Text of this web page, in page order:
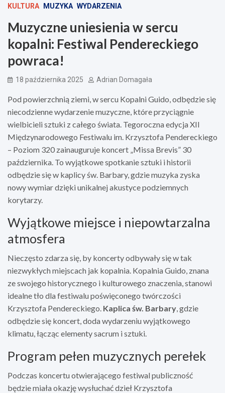
KULTURA MUZYKA WYDARZENIA
Muzyczne uniesienia w sercu
kopalni: Festiwal Pendereckiego
powraca!
18 października 2025 Adrian Domagała
Pod powierzchnią ziemi, w sercu Kopalni Guido, odbędzie się
niecodzienne wydarzenie muzyczne, które przyciągnie
wielbicieli sztuki z całego świata. Tegoroczna edycja XII
Międzynarodowego Festiwalu im. Krzysztofa Pendereckiego
– Poziom 320 zainauguruje koncert „Missa Brevis” 30
października. To wyjątkowe spotkanie sztuki i historii
odbędzie się w kaplicy św. Barbary, gdzie muzyka zyska
nowy wymiar dzięki unikalnej akustyce podziemnych
korytarzy.
Wyjątkowe miejsce i niepowtarzalna
atmosfera
Nieczęsto zdarza się, by koncerty odbywały się w tak
niezwykłych miejscach jak kopalnia. Kopalnia Guido, znana
ze swojego historycznego i kulturowego znaczenia, stanowi
idealne tło dla festiwalu poświęconego twórczości
Krzysztofa Pendereckiego. Kaplica św. Barbary, gdzie
odbędzie się koncert, doda wydarzeniu wyjątkowego
klimatu, łącząc elementy sacrum i sztuki.
Program pełen muzycznych perełek
Podczas koncertu otwierającego festiwal publiczność
będzie miała okazję wysłuchać dzieł Krzysztofa